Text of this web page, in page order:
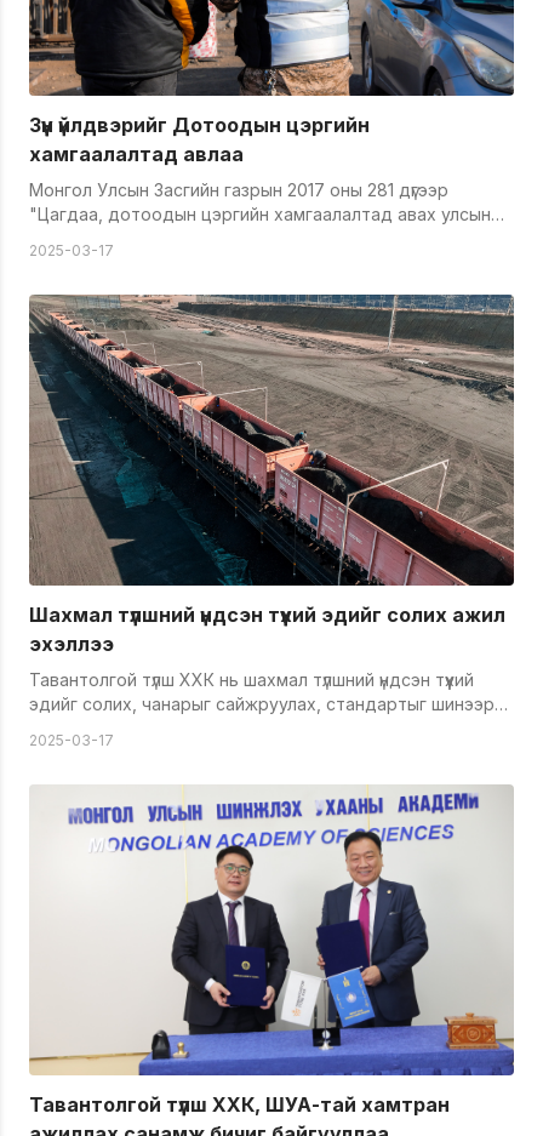
Зүүн үйлдвэрийг Дотоодын цэргийн
хамгаалалтад авлаа
Монгол Улсын Засгийн газрын 2017 оны 281 дүгээр
"Цагдаа, дотоодын цэргийн хамгаалалтад авах улсын
Тавантолгой түлш ХХК-н дөрвөн обьектыг хамгаалалтад
Дотоодын цэргийн 05 дугаар ангийн бие бүрэлдэхүүн
Тавантолгой түлш ХХК-ийн харуул хамгаалалтын
албанаас шилжүүлэн авлаа. Ажил хүлээлцэх үеэр Дотоодын
цэргийн захирагчийн нэгдүгээр орлогч Штабын дарга
дэд хурандаа Д.Отгонбаатар, "Үндэсний аюулгүй
байдлын чиг баримжаатай&nbsp; Тавантолгой түлш ХХК-
ийн Баруун болон Төвийн үйлдвэрийг 2021 оноос эхлэн
манай байгууллага хамгаалалтад авсан. Зүүн үйлдвэрийг
өнөөдрөөс эхлэн хамгаалах үүрэг бидэнд шилжиж байна.
Дотоодын цэрэг нь цэргийн хувцас өмссөн хэдий ч
цагдаагийн байгууллагын чиг үүргийг хэрэгжүүлж ажилладаг
учир гарсан зөрчил, дутагдлыг хуулийн хүрээнд шийдэн
ажилладаг. Тиймээс бидний үйл ажиллагааг дэмжин
хамтран ажиллана гэдэгт итгэлтэй байна" гэсэн юм.
2025-03-17
Шахмал түлшний үндсэн түүхий эдийг солих ажил
эхэллээ
Тавантолгой түлш ХХК нь шахмал түлшний үндсэн түүхий
эдийг солих, чанарыг сайжруулах, стандартыг шинээр
химийн технологийн хүрээлэнгийн эрдэмтэд, Агаарын
Эрдэмтдийн зөвлөл болон гадаадын эрдэм
шинжилгээний байгууллагуудтай хамтран ажиллаж
байна. Өнөөдрийн байдлаар Эрдэнэс тавантолгой ХК-н
уурхайгаас ачуулсан эхний 15 вагон баяжуулсан нүүрс
Тавантолгой түлш ХХК-н үйлдвэрийн талбайд буусан ба
үлдсэн нүүрсийг хуваарийн дагуу татан авах юм. Эрдэнэс
Тавантолгой ХК-ний баяжуулсан нүүрсээр шахмал түлш
үйлдвэрлэн хагас үйлдвэрлэлийн туршилтын ажлууд
хийгдэх ба эрдэмтдийн зөвлөлөөс гарсан дүгнэлт,
зөвлөмж, шийдвэрт үндэслэж хэрэглээнд нэвтрүүлнэ.
2025-03-17
Тавантолгой түлш ХХК, ШУА-тай хамтран